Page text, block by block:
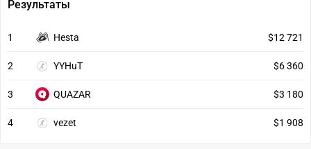
Результаты
1 Hesta $12 721
2 YYHuT $6 360
3 QUAZAR $3 180
4 vezet $1 908